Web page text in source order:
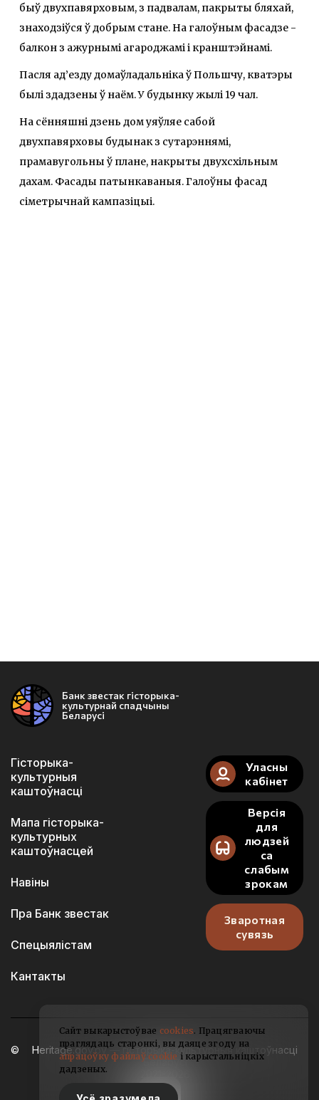
быў двухпавярховым, з падвалам, пакрыты бляхай,
знаходзіўся ў добрым стане. На галоўным фасадзе -
балкон з ажурнымі агароджамі і кранштэйнамі.
Пасля ад’езду домаўладальніка ў Польшчу, кватэры
былі здадзены ў наём. У будынку жылі 19 чал.
На сённяшні дзень дом уяўляе сабой
двухпавярховы будынак з сутарэннямi,
прамавугольны ў плане, накрыты двухсхiльным
дахам. Фасады патынкаваныя. Галоўны фасад
сіметрычнай кампазіцыі.
Банк звестак гісторыка-
культурнай спадчыны
Беларусі
Гісторыка-
культурныя
каштоўнасці
Мапа гісторыка-
культурных
каштоўнасцей
Навіны
Пра Банк звестак
Спецыялістам
Кантакты
Уласны
кабінет
Версія
для
людзей
са
слабым
зрокам
Зваротная
сувязь
Heritage.gov.by — гісторыка-культурныя каштоўнасці
Беларусі
Сайт выкарыстоўвае cookies. Працягваючы
праглядаць старонкі, вы даяце згоду на
апрацоўку файлаў cookie і карыстальніцкіх
дадзеных.